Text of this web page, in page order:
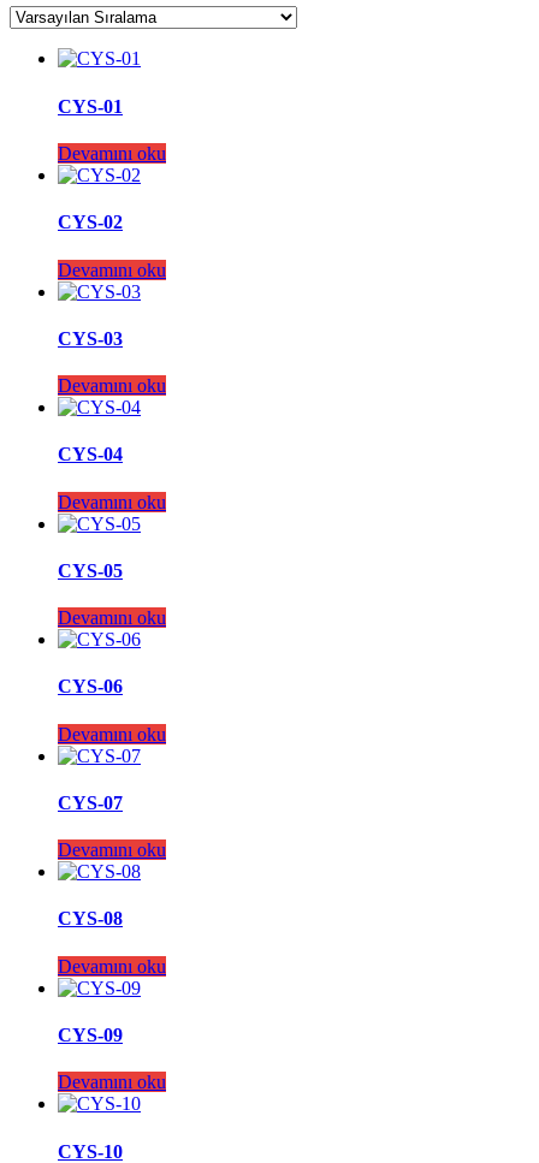
CYS-01
Devamını oku
CYS-02
Devamını oku
CYS-03
Devamını oku
CYS-04
Devamını oku
CYS-05
Devamını oku
CYS-06
Devamını oku
CYS-07
Devamını oku
CYS-08
Devamını oku
CYS-09
Devamını oku
CYS-10